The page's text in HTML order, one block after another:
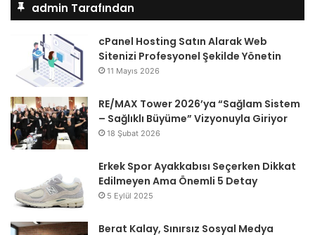
admin Tarafından
cPanel Hosting Satın Alarak Web
Sitenizi Profesyonel Şekilde Yönetin
11 Mayıs 2026
RE/MAX Tower 2026’ya “Sağlam Sistem
– Sağlıklı Büyüme” Vizyonuyla Giriyor
18 Şubat 2026
Erkek Spor Ayakkabısı Seçerken Dikkat
Edilmeyen Ama Önemli 5 Detay
5 Eylül 2025
Berat Kalay, Sınırsız Sosyal Medya